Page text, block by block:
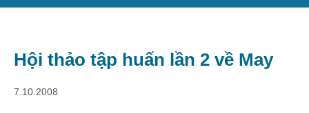
Hội thảo tập huấn lần 2 về May
7.10.2008